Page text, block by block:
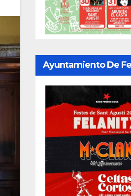
Ayuntamiento De